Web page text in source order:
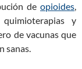
de opioides,
y
de vacunas que
sanas.